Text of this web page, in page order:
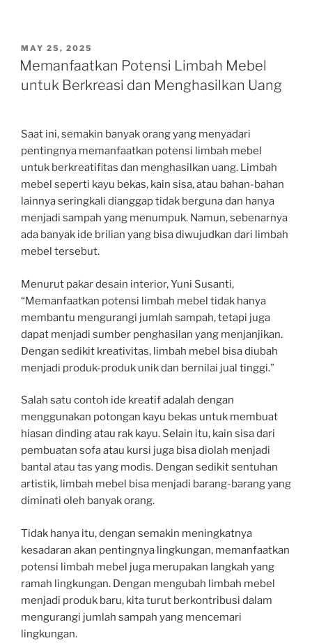
POSTED
ON
MAY 25, 2025
Memanfaatkan Potensi Limbah Mebel
untuk Berkreasi dan Menghasilkan Uang
Saat ini, semakin banyak orang yang menyadari
pentingnya memanfaatkan potensi limbah mebel
untuk berkreatifitas dan menghasilkan uang. Limbah
mebel seperti kayu bekas, kain sisa, atau bahan-bahan
lainnya seringkali dianggap tidak berguna dan hanya
menjadi sampah yang menumpuk. Namun, sebenarnya
ada banyak ide brilian yang bisa diwujudkan dari limbah
mebel tersebut.
Menurut pakar desain interior, Yuni Susanti,
“Memanfaatkan potensi limbah mebel tidak hanya
membantu mengurangi jumlah sampah, tetapi juga
dapat menjadi sumber penghasilan yang menjanjikan.
Dengan sedikit kreativitas, limbah mebel bisa diubah
menjadi produk-produk unik dan bernilai jual tinggi.”
Salah satu contoh ide kreatif adalah dengan
menggunakan potongan kayu bekas untuk membuat
hiasan dinding atau rak kayu. Selain itu, kain sisa dari
pembuatan sofa atau kursi juga bisa diolah menjadi
bantal atau tas yang modis. Dengan sedikit sentuhan
artistik, limbah mebel bisa menjadi barang-barang yang
diminati oleh banyak orang.
Tidak hanya itu, dengan semakin meningkatnya
kesadaran akan pentingnya lingkungan, memanfaatkan
potensi limbah mebel juga merupakan langkah yang
ramah lingkungan. Dengan mengubah limbah mebel
menjadi produk baru, kita turut berkontribusi dalam
mengurangi jumlah sampah yang mencemari
lingkungan.